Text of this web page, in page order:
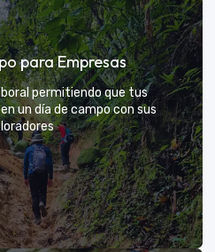
de sol
para el descanso y la
de todos
VER MÁS
para Empresas
permitiendo que tus
un día de campo con sus